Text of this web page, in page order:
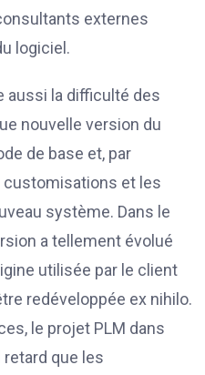
externes
logiciel.
aussi la difficulté des
nouvelle version du
de base et, par
et les
système. Dans le
a tellement évolué
utilisée par le client
redéveloppée ex nihilo.
le projet PLM dans
que les